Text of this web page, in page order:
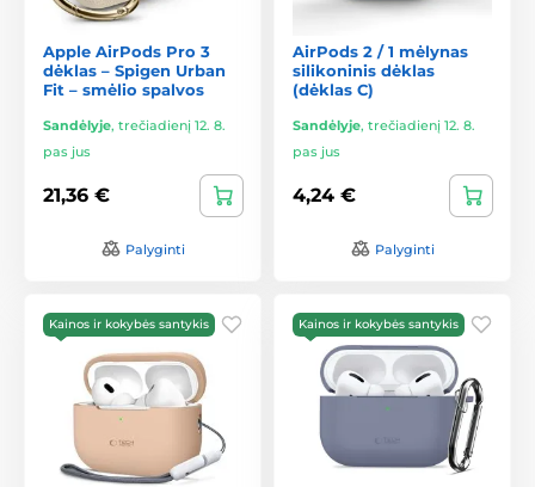
Apple AirPods Pro 3
dėklas – Spigen Urban
Fit – smėlio spalvos
Sandėlyje, trečiadienį 12. 8.
pas jus
21,36 €
Palyginti
AirPods 2 / 1 mėlynas
silikoninis dėklas
(dėklas C)
Sandėlyje, trečiadienį 12. 8.
pas jus
4,24 €
Palyginti
Kainos ir kokybės santykis Kainos ir kokybės santykis